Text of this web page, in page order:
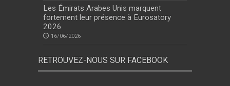
Les Émirats Arabes Unis marquent
fortement leur présence à Eurosatory
2026
16/06/2026
RETROUVEZ-NOUS SUR FACEBOOK